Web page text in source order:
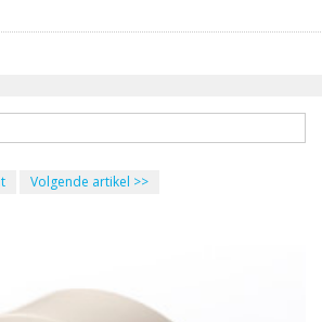
Volgende artikel >>